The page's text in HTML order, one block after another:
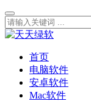
首页
电脑软件
安卓软件
Mac软件